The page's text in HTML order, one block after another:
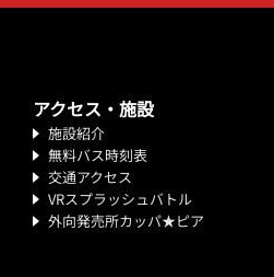
アクセス・施設
施設紹介
無料バス時刻表
交通アクセス
VRスプラッシュバトル
外向発売所カッパ★ピア